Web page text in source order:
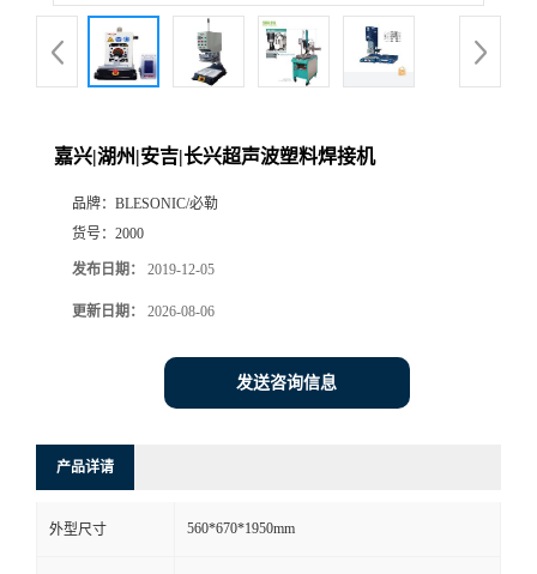
嘉兴|湖州|安吉|长兴超声波塑料焊接机
品牌： BLESONIC/必勒
货号： 2000
发布日期： 2019-12-05
更新日期： 2026-08-06
发送咨询信息
产品详请
外型尺寸 560*670*1950mm